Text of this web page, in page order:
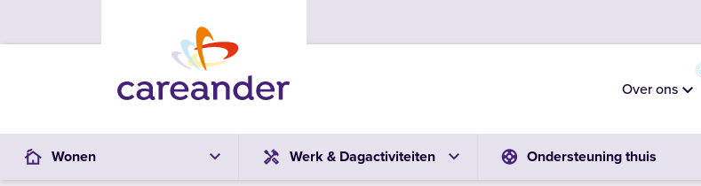
Over ons
Wonen Werk & Dagactiviteiten Ondersteuning thuis